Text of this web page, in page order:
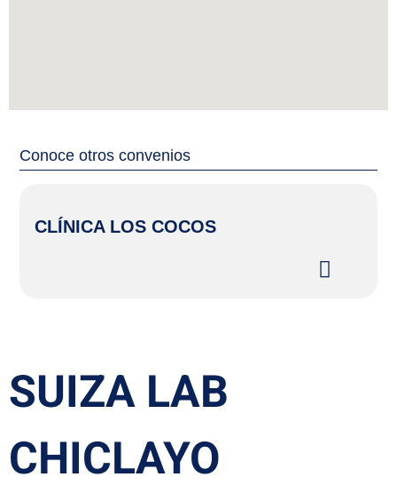
Conoce otros convenios
CLÍNICA LOS COCOS
SUIZA LAB
CHICLAYO